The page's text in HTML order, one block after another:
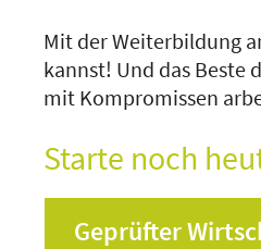
Mit der Weiterbildung
kannst! Und das Beste
mit Kompromissen
Starte noch
Geprüfter